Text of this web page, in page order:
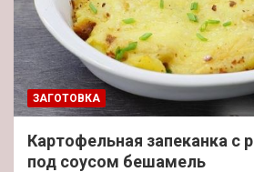
ЗАГОТОВКА
Картофельная запеканка с
под соусом бешамель